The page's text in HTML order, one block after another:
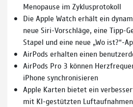
Menopause im Zyklusprotokoll
Die Apple Watch erhält ein
neue Siri-Vorschläge, eine Tipp-
Stapel und eine neue „Wo ist?“-
AirPods erhalten einen
AirPods Pro 3 können
iPhone synchronisieren
Apple Karten bietet ein
mit KI-gestützten Luftaufnahmen